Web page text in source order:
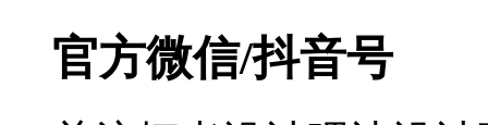
官方微信/抖音号